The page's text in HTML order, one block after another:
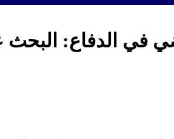
الدفاع: البحث عن